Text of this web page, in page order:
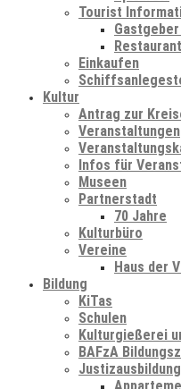
Tourist
Einkaufen
Kultur
Antrag zur
Veranstaltungen
Infos für
Museen
Partnerstadt
70 Jahre
Kulturbüro
Vereine
Haus der
Bildung
KiTas
Schulen
Kulturgießerei
BAFzA